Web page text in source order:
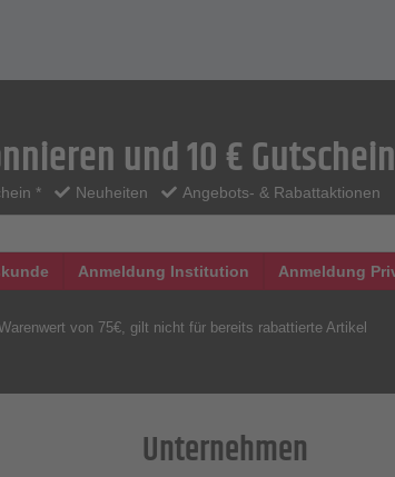
und 10 €
* Neuheiten Angebots- & Rabattaktionen
Anmeldung Institution Anmeldung
von 75€, gilt nicht für bereits rabattierte Artikel
Unternehmen